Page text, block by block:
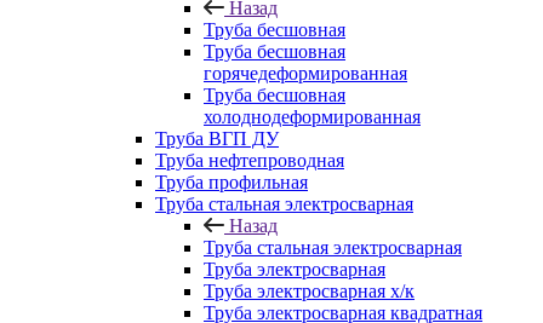
Назад
Труба бесшовная
Труба бесшовная
горячедеформированная
Труба бесшовная
холоднодеформированная
Труба ВГП ДУ
Труба нефтепроводная
Труба профильная
Труба стальная электросварная
Назад
Труба стальная электросварная
Труба электросварная
Труба электросварная х/к
Труба электросварная квадратная